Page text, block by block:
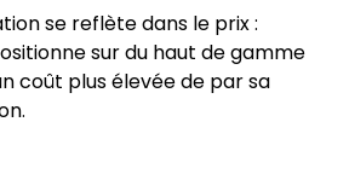
se reflète dans le prix :
sur du haut de gamme
coût plus élevée de par sa